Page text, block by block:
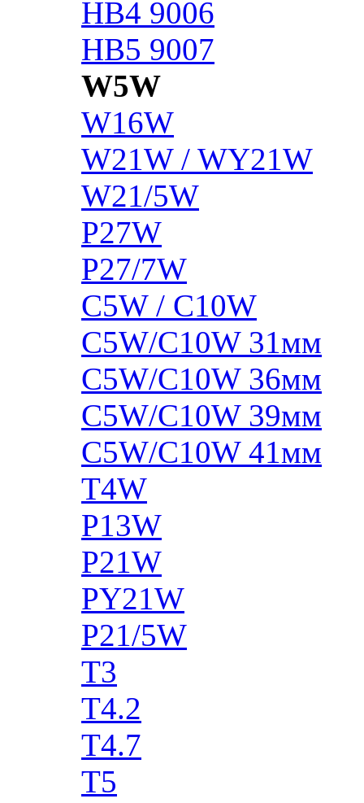
HB4 9006
HB5 9007
W5W
W16W
W21W / WY21W
W21/5W
P27W
P27/7W
C5W / C10W
C5W/C10W 31мм
C5W/C10W 36мм
C5W/C10W 39мм
C5W/C10W 41мм
T4W
P13W
P21W
PY21W
P21/5W
T3
T4.2
T4.7
T5